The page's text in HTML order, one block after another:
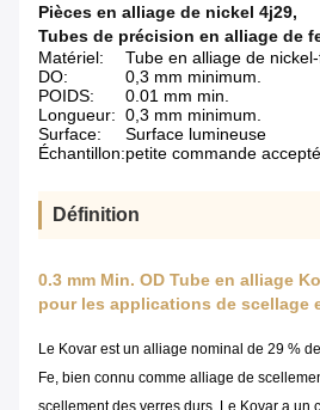
Pièces en alliage de nickel 4j29,
Tubes de précision en alliage de
Matériel:
Tube en alliage de
DO:
0,3 mm minimum.
POIDS:
0.01 mm min.
Longueur: 0,3 mm minimum.
Surface:
Surface lumineuse
Échantillon:petite commande
Définition
0.3 mm Min. OD Tube en alliage
pour les applications de scellage
Le Kovar est un alliage nominal de 29 %
Fe, bien connu comme alliage de